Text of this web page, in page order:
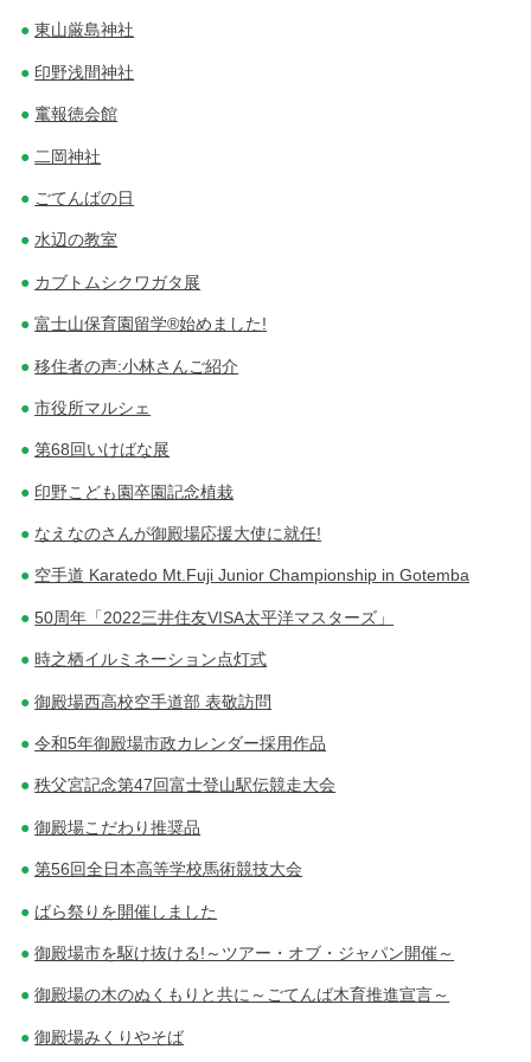
東山厳島神社
印野浅間神社
竃報徳会館
二岡神社
ごてんばの日
水辺の教室
カブトムシクワガタ展
富士山保育園留学®始めました!
移住者の声:小林さんご紹介
市役所マルシェ
第68回いけばな展
印野こども園卒園記念植栽
なえなのさんが御殿場応援大使に就任!
空手道 Karatedo Mt.Fuji Junior Championship in Gotemba
50周年「2022三井住友VISA太平洋マスターズ」
時之栖イルミネーション点灯式
御殿場西高校空手道部 表敬訪問
令和5年御殿場市政カレンダー採用作品
秩父宮記念第47回富士登山駅伝競走大会
御殿場こだわり推奨品
第56回全日本高等学校馬術競技大会
ばら祭りを開催しました
御殿場市を駆け抜ける!～ツアー・オブ・ジャパン開催～
御殿場の木のぬくもりと共に～ごてんば木育推進宣言～
御殿場みくりやそば